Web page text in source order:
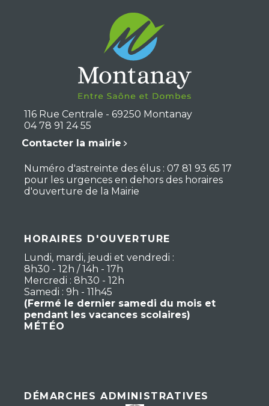
116 Rue Centrale - 69250 Montanay
04 78 91 24 55
Contacter la mairie
Numéro d'astreinte des élus : 07 81 93 65 17
pour les urgences en dehors des horaires
d'ouverture de la Mairie
HORAIRES D'OUVERTURE
Lundi, mardi, jeudi et vendredi :
8h30 - 12h / 14h - 17h
Mercredi : 8h30 - 12h
Samedi : 9h - 11h45
(Fermé le dernier samedi du mois et
pendant les vacances scolaires)
MÉTÉO
DÉMARCHES ADMINISTRATIVES